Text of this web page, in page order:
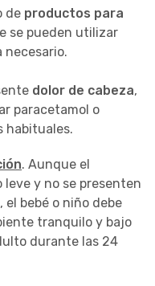
de productos para
se pueden utilizar
necesario.
dolor de cabeza,
paracetamol o
habituales.
. Aunque el
y no se presenten
bebé o niño debe
tranquilo y bajo
durante las 24